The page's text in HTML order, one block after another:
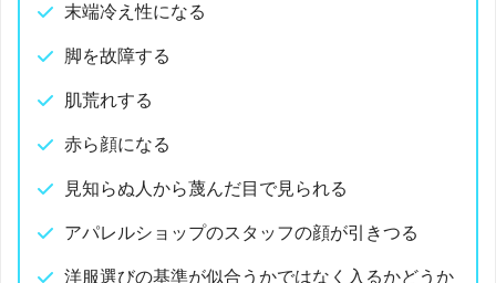
末端冷え性になる
脚を故障する
肌荒れする
赤ら顔になる
見知らぬ人から蔑んだ目で見られる
アパレルショップのスタッフの顔が引きつる
洋服選びの基準が似合うかではなく入るかどうか